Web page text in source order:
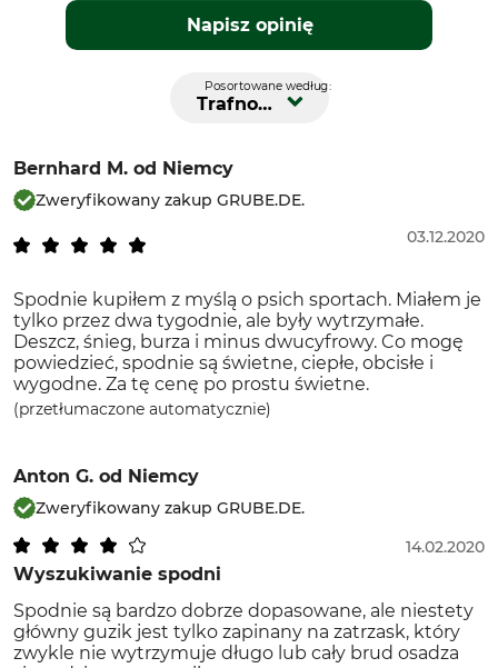
Napisz opinię
Posortowane według:
Trafność
Bernhard M. od Niemcy
Zweryfikowany zakup GRUBE.DE.
03.12.2020
Spodnie kupiłem z myślą o psich sportach. Miałem je
tylko przez dwa tygodnie, ale były wytrzymałe.
Deszcz, śnieg, burza i minus dwucyfrowy. Co mogę
powiedzieć, spodnie są świetne, ciepłe, obcisłe i
wygodne. Za tę cenę po prostu świetne.
(przetłumaczone automatycznie)
Anton G. od Niemcy
Zweryfikowany zakup GRUBE.DE.
Wyszukiwanie spodni
14.02.2020
Spodnie są bardzo dobrze dopasowane, ale niestety
główny guzik jest tylko zapinany na zatrzask, który
zwykle nie wytrzymuje długo lub cały brud osadza